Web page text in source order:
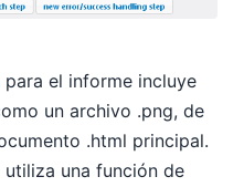
para el informe incluye
un archivo .png, de
.html principal.
una función de